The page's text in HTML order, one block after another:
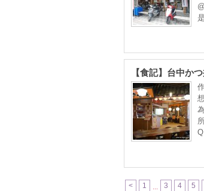
【食記】台中か
豬排＠西屯
BRT新光遠百 :
有越級打怪的本
< 1 3 4 5